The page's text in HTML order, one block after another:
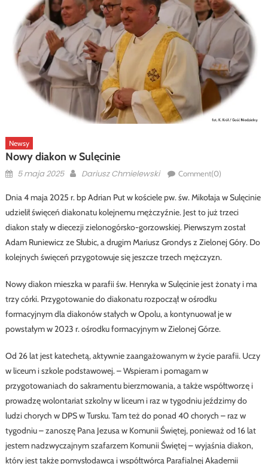
Newsy
Nowy diakon w Sulęcinie
Posted
5 maja 2025 Author
Dariusz Chmielewski Comment(0)
Dnia 4 maja 2025 r. bp Adrian Put w kościele pw. św. Mikołaja w Sulęcinie
udzielił święceń diakonatu kolejnemu mężczyźnie. Jest to już trzeci
diakon stały w diecezji zielonogórsko-gorzowskiej. Pierwszym został
Adam Runiewicz ze Słubic, a drugim Mariusz Grondys z Zielonej Góry. Do
kolejnych święceń przygotowuje się jeszcze trzech mężczyzn.
Nowy diakon mieszka w parafii św. Henryka w Sulęcinie jest żonaty i ma
trzy córki. Przygotowanie do diakonatu rozpoczął w ośrodku
formacyjnym dla diakonów stałych w Opolu, a kontynuował je w
powstałym w 2023 r. ośrodku formacyjnym w Zielonej Górze.
Od 26 lat jest katechetą, aktywnie zaangażowanym w życie parafii. Uczy
w liceum i szkole podstawowej. – Wspieram i pomagam w
przygotowaniach do sakramentu bierzmowania, a także współtworzę i
prowadzę wolontariat szkolny w liceum i raz w tygodniu jeździmy do
ludzi chorych w DPS w Tursku. Tam też do ponad 40 chorych – raz w
tygodniu – zanoszę Pana Jezusa w Komunii Świętej, ponieważ od 16 lat
jestem nadzwyczajnym szafarzem Komunii Świętej – wyjaśnia diakon,
który jest także pomysłodawcą i współtwórcą Parafialnej Akademii